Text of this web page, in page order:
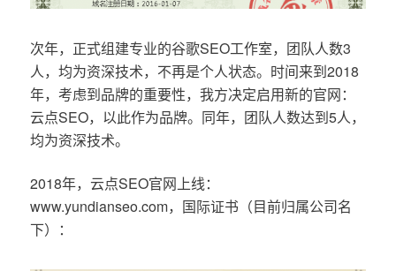
次年，正式组建专业的谷歌SEO工作室，团队人数3
人，均为资深技术，不再是个人状态。时间来到2018
年，考虑到品牌的重要性，我方决定启用新的官网：
云点SEO，以此作为品牌。同年，团队人数达到5人，
均为资深技术。
2018年，云点SEO官网上线：
www.yundianseo.com，国际证书（目前归属公司名
下）：